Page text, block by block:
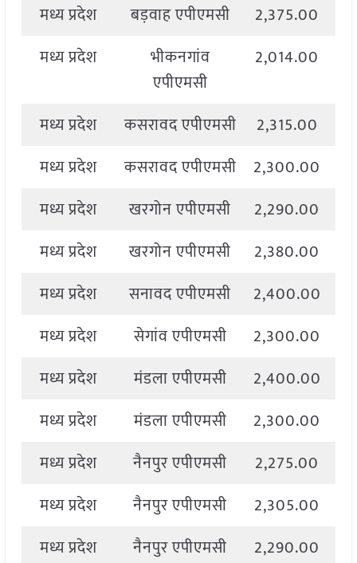
मध्य प्रदेश
बड़वाह एपीएमसी 2,375.00
मध्य प्रदेश
भीकनगांव
एपीएमसी
2,014.00
मध्य प्रदेश कसरावद एपीएमसी 2,315.00
मध्य प्रदेश
कसरावद एपीएमसी 2,300.00
मध्य प्रदेश
खरगोन एपीएमसी 2,290.00
मध्य प्रदेश
खरगोन एपीएमसी 2,380.00
मध्य प्रदेश
सनावद एपीएमसी 2,400.00
मध्य प्रदेश
सेगांव एपीएमसी 2,300.00
मध्य प्रदेश
मंडला एपीएमसी 2,400.00
मध्य प्रदेश
मंडला एपीएमसी 2,300.00
मध्य प्रदेश
नैनपुर एपीएमसी 2,275.00
मध्य प्रदेश
नैनपुर एपीएमसी 2,305.00
मध्य प्रदेश
नैनपुर एपीएमसी 2,290.00